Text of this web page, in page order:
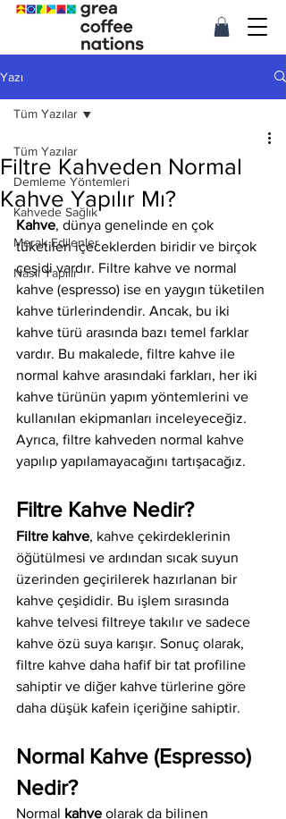
Yazı
Tüm Yazılar
Demleme Yöntemleri
Kahvede Sağlık
Merak Edilenler
Nasıl Yapılır
Tüm Yazılar
Filtre Kahveden Normal
Kahve Yapılır Mı?
Kahve, dünya genelinde en çok
tüketilen içeceklerden biridir ve birçok
çeşidi vardır. Filtre kahve ve normal
kahve (espresso) ise en yaygın tüketilen
kahve türlerindendir. Ancak, bu iki
kahve türü arasında bazı temel farklar
vardır. Bu makalede, filtre kahve ile
normal kahve arasındaki farkları, her iki
kahve türünün yapım yöntemlerini ve
kullanılan ekipmanları inceleyeceğiz.
Ayrıca, filtre kahveden normal kahve
yapılıp yapılamayacağını tartışacağız.
Filtre Kahve Nedir?
Filtre kahve, kahve çekirdeklerinin
öğütülmesi ve ardından sıcak suyun
üzerinden geçirilerek hazırlanan bir
kahve çeşididir. Bu işlem sırasında
kahve telvesi filtreye takılır ve sadece
kahve özü suya karışır. Sonuç olarak,
filtre kahve daha hafif bir tat profiline
sahiptir ve diğer kahve türlerine göre
daha düşük kafein içeriğine sahiptir.
Normal Kahve (Espresso)
Nedir?
Normal kahve olarak da bilinen